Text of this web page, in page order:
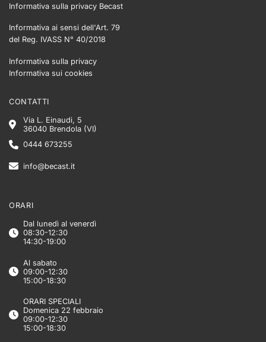
Informativa sulla privacy Becast
Informativa ai sensi dell'Art. 79
del Reg. IVASS N° 40/2018
Informativa sulla privacy
Informativa sui cookies
CONTATTI
Via L. Einaudi, 5
36040 Brendola (VI)
0444 673255
info@becast.it
ORARI
Dal lunedì al venerdì
08:30-12:30
14:30-19:00
Al sabato
09:00-12:30
15:00-18:30
ORARI SPECIALI
Domenica 22 febbraio
09:00-12:30
15:00-18:30